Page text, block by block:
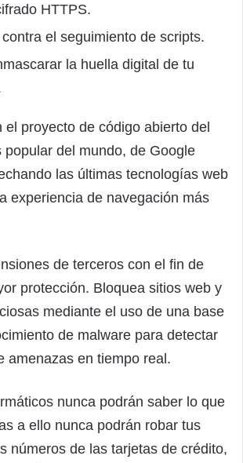
HTTPS.
el seguimiento de scripts.
la huella digital de tu
el proyecto de código abierto del
popular del mundo, de Google
las últimas tecnologías web
experiencia de navegación más
de terceros con el fin de
protección. Bloquea sitios web y
mediante el uso de una base
de malware para detectar
amenazas en tiempo real.
nunca podrán saber lo que
a ello nunca podrán robar tus
números de las tarjetas de crédito,